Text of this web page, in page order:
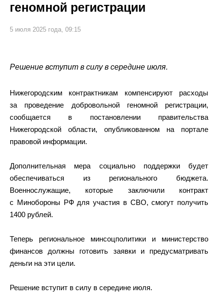
геномной регистрации
5 июля 2025 года, 09:15
Решение вступит в силу в середине июля.
Нижегородским контрактникам компенсируют расходы
за проведение добровольной геномной регистрации,
сообщается в постановлении правительства
Нижегородской области, опубликованном на портале
правовой информации.
Дополнительная мера социально поддержки будет
обеспечиваться из регионального бюджета.
Военнослужащие, которые заключили контракт
с Минобороны РФ для участия в СВО, смогут получить
1400 рублей.
Теперь региональное минсоцполитики и министерство
финансов должны готовить заявки и предусматривать
деньги на эти цели.
Решение вступит в силу в середине июля.